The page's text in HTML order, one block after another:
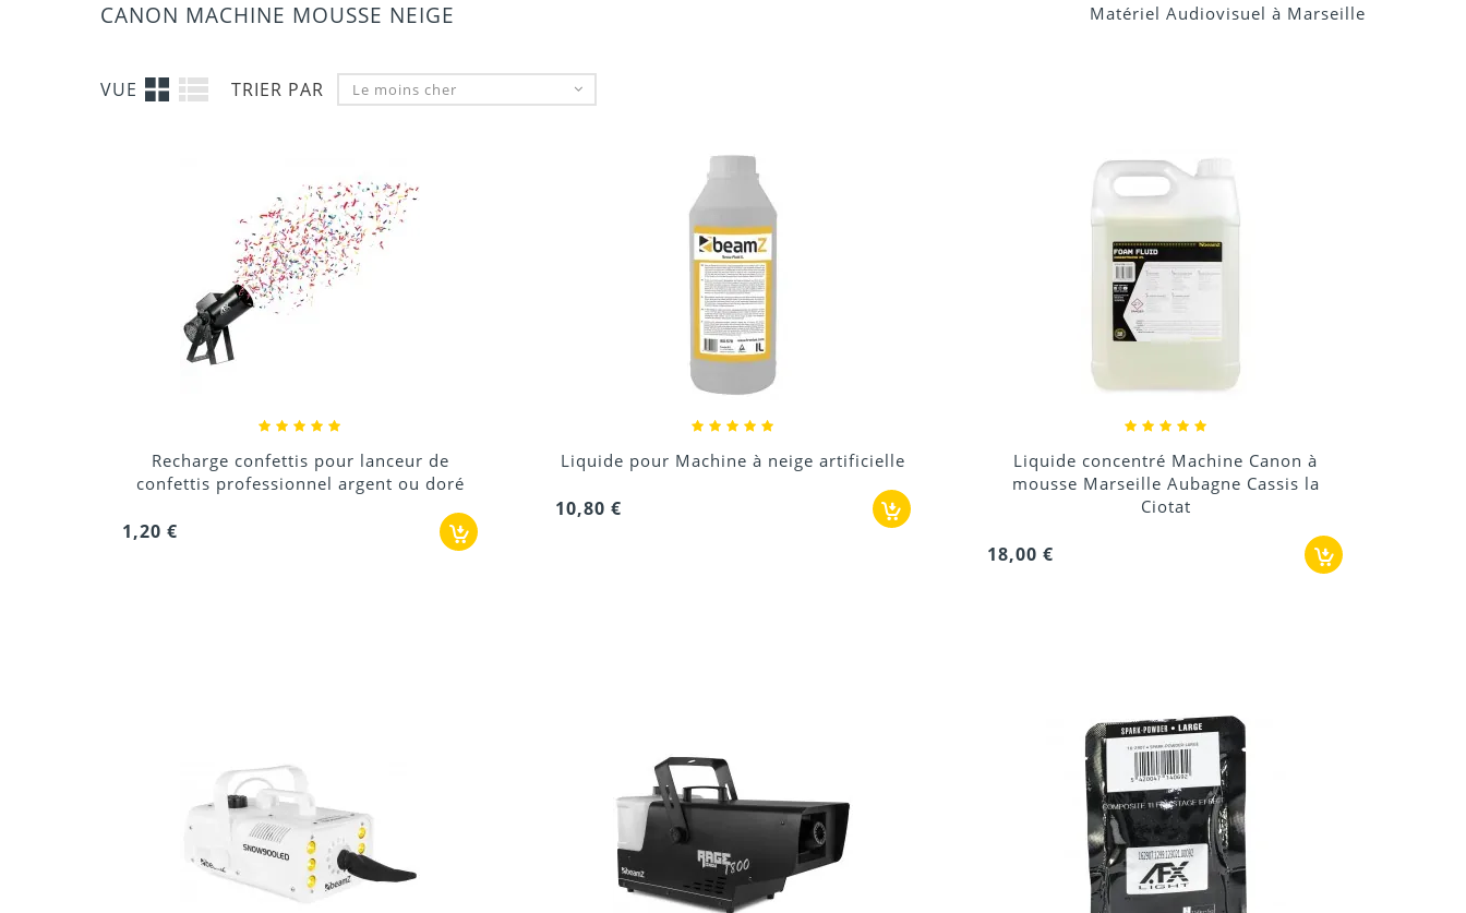
CANON MACHINE MOUSSE NEIGE Matériel Audiovisuel à Marseille
VUE TRIER PAR Le moins cher
Recharge confettis pour lanceur de
confettis professionnel argent ou doré
1,20 €
Liquide pour Machine à neige artificielle
10,80 €
Liquide concentré Machine Canon à
mousse Marseille Aubagne Cassis la
Ciotat
18,00 €